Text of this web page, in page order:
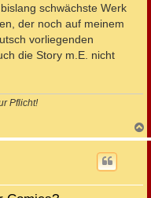
schwächste Werk
der noch auf meinem
vorliegenden
die Story m.E. nicht
Pflicht!
a